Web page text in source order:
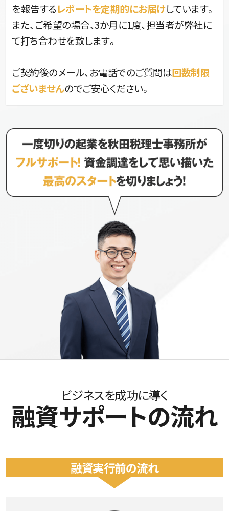
を報告するレポートを定期的にお届けしています。
また、ご希望の場合、3か月に1度、担当者が弊社に
て打ち合わせを致します。
ご契約後のメール、お電話でのご質問は回数制限
ございませんのでご安心ください。
ビジネスを成功に導く
融資サポートの流れ
融資実行前の流れ